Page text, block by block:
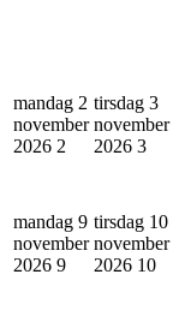
mandag 2
november
2026 2
tirsdag 3
november
2026 3
mandag 9
november
2026 9
tirsdag 10
november
2026 10